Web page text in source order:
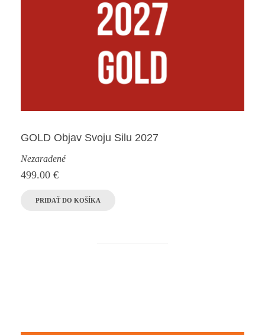
GOLD Objav Svoju Silu 2027
Nezaradené
499.00 €
PRIDAŤ DO KOŠÍKA